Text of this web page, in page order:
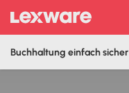
Buchhaltung einfach sicher